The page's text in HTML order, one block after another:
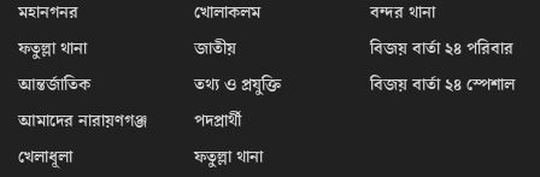
মহানগনর
ফতুল্লা থানা
আন্তর্জাতিক
আমাদের নারায়ণগঞ্জ
খেলাধূলা
খোলাকলম
জাতীয়
তথ্য ও প্রযুক্তি
পদপ্রার্থী
ফতুল্লা থানা
বন্দর থানা
বিজয় বার্তা ২৪ পরিবার
বিজয় বার্তা ২৪ স্পেশাল